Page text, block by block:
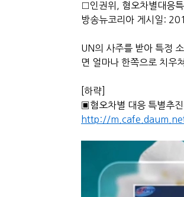
□인권위, 혐오차별대응
방송뉴코리아 게시일:
UN의 사주를 받아 특정
면 얼마나 한쪽으로 치우
[하략]
▣혐오차별 대응 특별추
http://